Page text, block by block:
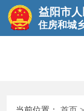
益阳市
住房和城